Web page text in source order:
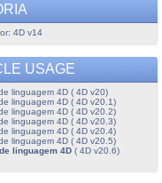
4D v14
USAGE
linguagem 4D ( 4D v20)
linguagem 4D ( 4D v20.1)
linguagem 4D ( 4D v20.2)
linguagem 4D ( 4D v20.3)
linguagem 4D ( 4D v20.4)
linguagem 4D ( 4D v20.5)
linguagem 4D( 4D v20.6)